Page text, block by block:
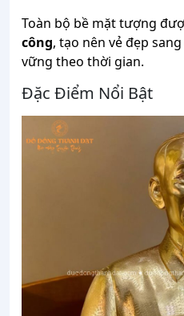
Toàn bộ bề mặt tượng
công, tạo nên vẻ đẹp
vững theo thời gian.
Đặc Điểm Nổi Bật